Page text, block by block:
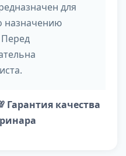
для
назначению
Гарантия качества